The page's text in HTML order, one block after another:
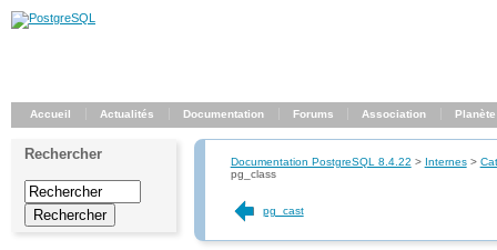
Accueil Actualités Documentation Forums Association Planète
Rechercher Documentation PostgreSQL 8.4.22 > Internes>
pg_class
pg_cast